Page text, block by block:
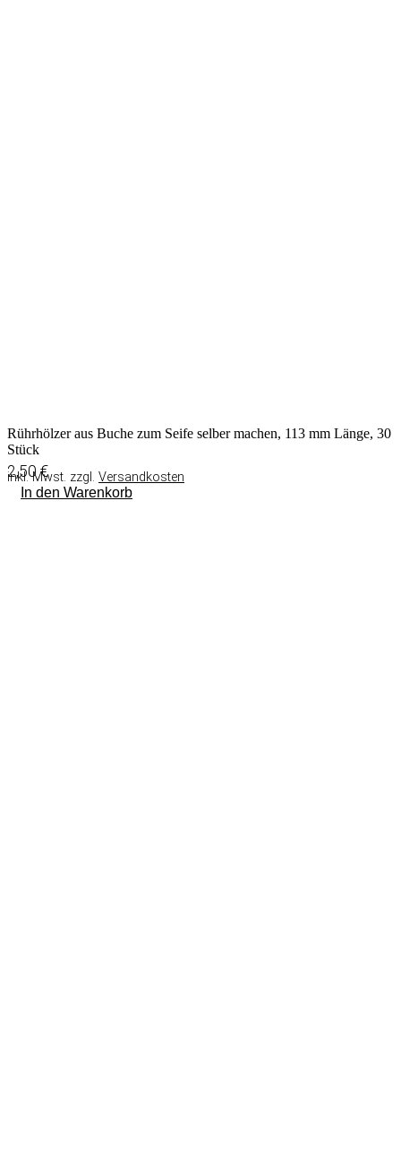
Rührhölzer aus Buche zum Seife selber machen, 113 mm Länge, 30
Stück
2,50€
inkl. Mwst. zzgl. Versandkosten
In den Warenkorb